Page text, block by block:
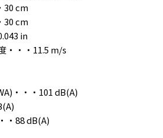
30 cm
30 cm
in
・・・11.5 m/s
・・・101 dB(A)
・88 dB(A)